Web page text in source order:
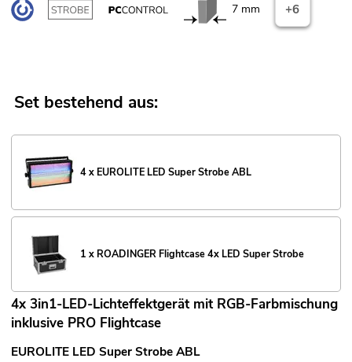
7 mm +6
Set bestehend aus:
4 x EUROLITE LED Super Strobe ABL
1 x ROADINGER Flightcase 4x LED Super Strobe
4x 3in1-LED-Lichteffektgerät mit RGB-Farbmischung
inklusive PRO Flightcase
EUROLITE LED Super Strobe ABL